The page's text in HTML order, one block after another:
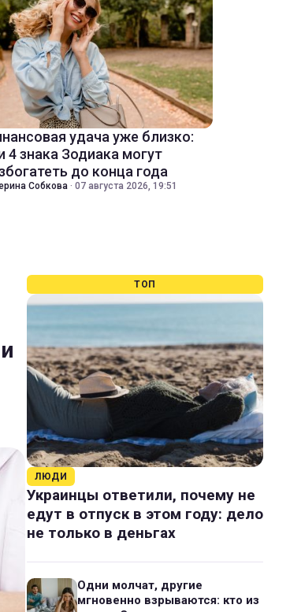
удача уже близко:
4 знака Зодиака могут
до конца года
Собкова · 07 августа 2026, 19:51
ТОП
ЛЮДИ
Украинцы ответили, почему не
едут в отпуск в этом году: дело
не только в деньгах
Одни молчат, другие
мгновенно взрываются: кто из